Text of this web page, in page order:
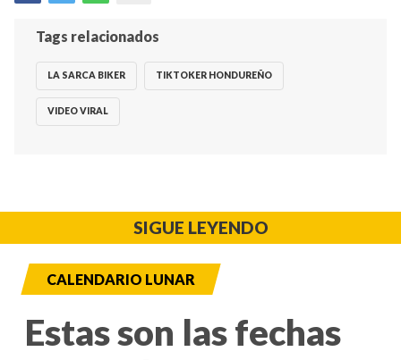
Tags relacionados
LA SARCA BIKER TIKTOKER HONDUREÑO
VIDEO VIRAL
SIGUE LEYENDO
CALENDARIO LUNAR
Estas son las fechas